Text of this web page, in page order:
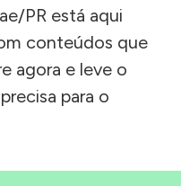
PR está aqui
conteúdos que
agora e leve o
para o